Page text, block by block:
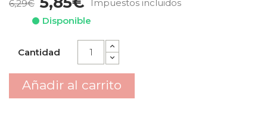
6,29€
Impuestos incluidos
Disponible
Cantidad
Añadir al carrito